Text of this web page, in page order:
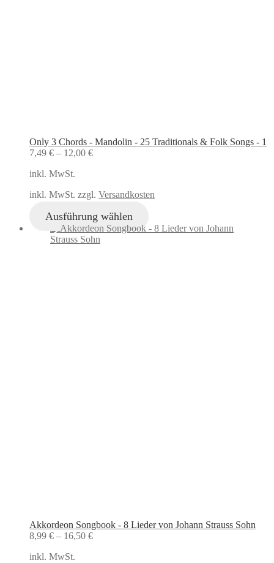
Only 3 Chords - Mandolin - 25 Traditionals & Folk Songs - 1
7,49 € – 12,00 €
inkl. MwSt.
inkl. MwSt. zzgl. Versandkosten
Ausführung wählen
Akkordeon Songbook - 8 Lieder von Johann Strauss Sohn
8,99 € – 16,50 €
inkl. MwSt.